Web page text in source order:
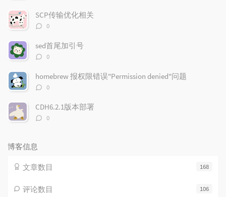
数：
SCP传输优化相关
评
数：
0
sed首尾加引号
评
数：
0
homebrew 报权限错误"Permission denied"问题
评
数：
0
CDH6.2.1版本部署
评
0
博客信息
168
文章数目
106
评论数目